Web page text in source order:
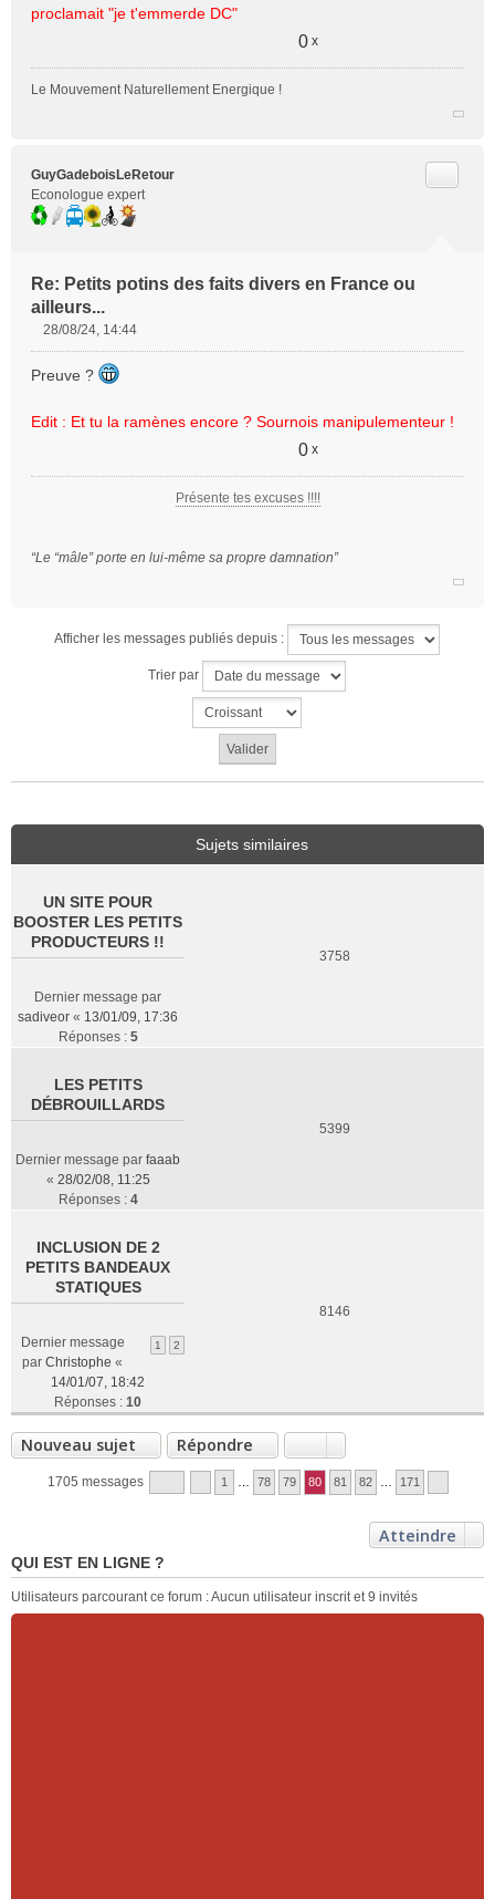
e
n
l
proclamait "je t'emmerde DC"
0 x
Le Mouvement Naturellement Energique !
GuyGadeboisLeRetour
Econologue expert
Re: Petits potins des faits divers en France ou
ailleurs...
s
a
u
28/08/24, 14:44
Preuve ?
Edit : Et tu la ramènes encore ? Sournois manipulementeur !
0 x
Présente tes excuses !!!!
“Le “mâle” porte en lui-même sa propre damnation”
Afficher les messages publiés depuis :
Trier par
Sujets similaires
UN SITE POUR
BOOSTER LES PETITS
PRODUCTEURS !!
Dernier message par
sadiveor « 13/01/09, 17:36
Réponses : 5
3758
LES PETITS
DÉBROUILLARDS
Dernier message par faaab
« 28/02/08, 11:25
Réponses : 4
5399
INCLUSION DE 2
PETITS BANDEAUX
STATIQUES
1 2
Dernier message
par Christophe «
14/01/07, 18:42
Réponses : 10
8146
Nouveau sujet Répondre
1705 messages 1 78 79 80 81 82 171
Atteindre
QUI EST EN LIGNE ?
Utilisateurs parcourant ce forum : Aucun utilisateur inscrit et 9 invités